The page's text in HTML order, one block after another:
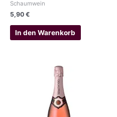
Schaumwein
5,90 €
In den Warenkorb